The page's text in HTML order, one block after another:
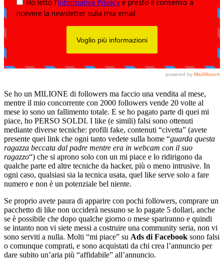
Se ho un MILIONE di followers ma faccio una vendita al mese,
mentre il mio concorrente con 2000 followers vende 20 volte al
mese io sono un fallimento totale. E se ho pagato parte di quei mi
piace, ho PERSO SOLDI. I like (e simili) falsi sono ottenuti
mediante diverse tecniche: profili fake, contenuti “civetta” (avete
presente quei link che ogni tanto vedete sulla home “guarda questa
ragazza beccata dal padre mentre era in webcam con il suo
ragazzo“) che si aprono solo con un mi piace e lo ridirigono da
qualche parte ed altre tecniche da hacker, più o meno intrusive. In
ogni caso, qualsiasi sia la tecnica usata, quel like serve solo a fare
numero e non è un potenziale bel niente.
Se proprio avete paura di apparire con pochi followers, comprare un
pacchetto di like non ucciderà nessuno se lo pagate 5 dollari, anche
se è possibile che dopo qualche giorno o mese spariranno e quindi
se intanto non vi siete messi a costruire una community seria, non vi
sono serviti a nulla. Molti “mi piace” su Ads di Facebook sono falsi
o comunque comprati, e sono acquistati da chi crea l’annuncio per
dare subito un’aria più “affidabile” all’annuncio.